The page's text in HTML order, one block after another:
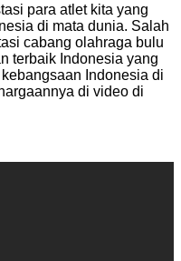
para atlet kita yang
di mata dunia. Salah
cabang olahraga bulu
terbaik Indonesia yang
Indonesia di
di video di